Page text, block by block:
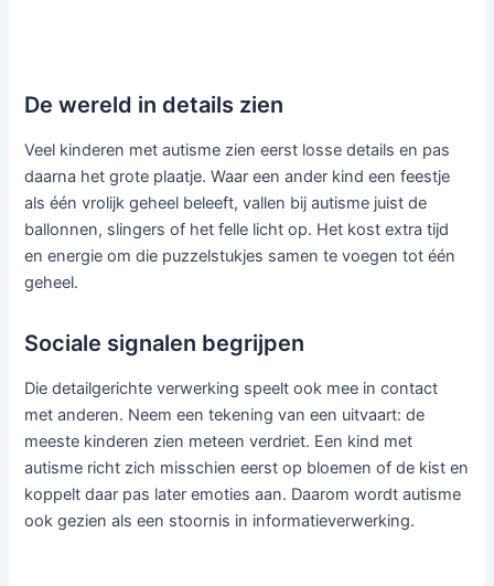
De wereld in details zien
Veel kinderen met autisme zien eerst losse details en pas
daarna het grote plaatje. Waar een ander kind een feestje
als één vrolijk geheel beleeft, vallen bij autisme juist de
ballonnen, slingers of het felle licht op. Het kost extra tijd
en energie om die puzzelstukjes samen te voegen tot één
geheel.
Sociale signalen begrijpen
Die detailgerichte verwerking speelt ook mee in contact
met anderen. Neem een tekening van een uitvaart: de
meeste kinderen zien meteen verdriet. Een kind met
autisme richt zich misschien eerst op bloemen of de kist en
koppelt daar pas later emoties aan. Daarom wordt autisme
ook gezien als een stoornis in informatieverwerking.